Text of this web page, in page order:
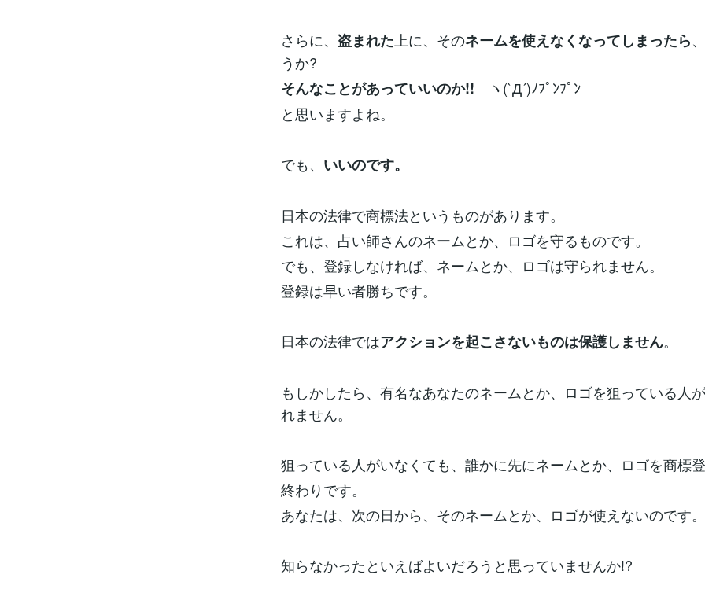
さらに、 盗まれた 上に、そのネームを使えなくなってしまったら
うか?
そんなことがあっていいのか!!
ヽ(`Д´)ﾉﾌﾟﾝﾌﾟﾝ
と思いますよね。
でも、 いいのです。
日本の法律で商標法というものがあります。
これは、占い師さんのネームとか、ロゴを守るものです。
でも、登録しなければ、ネームとか、ロゴは守られません。
登録は早い者勝ちです。
日本の法律ではアクションを起こさないものは保護しません。
もしかしたら、有名なあなたのネームとか、ロゴを狙っている人
れません。
狙っている人がいなくても、誰かに先にネームとか、ロゴを商標
終わりです。
あなたは、次の日から、そのネームとか、ロゴが使えないのです。
知らなかったといえばよいだろうと思っていませんか!?